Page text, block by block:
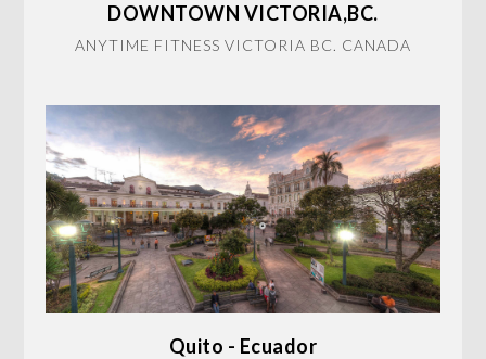
DOWNTOWN VICTORIA,BC.
ANYTIME FITNESS VICTORIA BC. CANADA
Quito - Ecuador